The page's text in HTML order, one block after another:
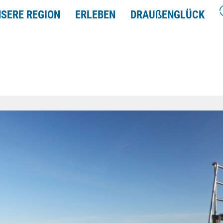
REGION ERLEBEN DRAUßENGLÜCK